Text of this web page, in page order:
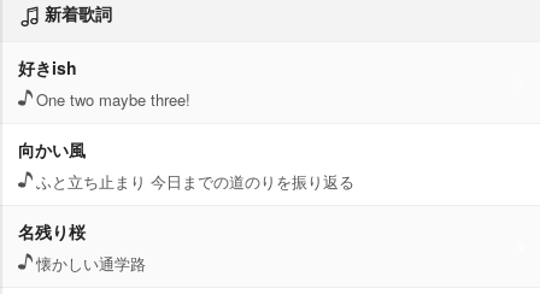
新着歌詞
好きish
One two maybe three!
向かい風
ふと立ち止まり 今日までの道のりを振り返る
名残り桜
懐かしい通学路